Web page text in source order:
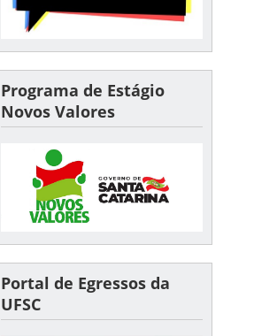
Programa de Estágio
Novos Valores
Portal de Egressos da
UFSC